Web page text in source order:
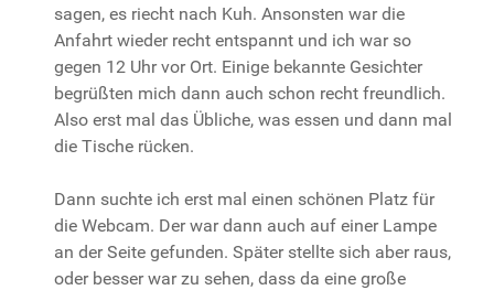
sagen, es riecht nach Kuh. Ansonsten war die
Anfahrt wieder recht entspannt und ich war so
gegen 12 Uhr vor Ort. Einige bekannte Gesichter
begrüßten mich dann auch schon recht freundlich.
Also erst mal das Übliche, was essen und dann mal
die Tische rücken.
Dann suchte ich erst mal einen schönen Platz für
die Webcam. Der war dann auch auf einer Lampe
an der Seite gefunden. Später stellte sich aber raus,
oder besser war zu sehen, dass da eine große